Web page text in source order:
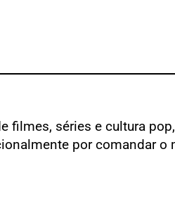
filmes, séries e cultura
por comandar o